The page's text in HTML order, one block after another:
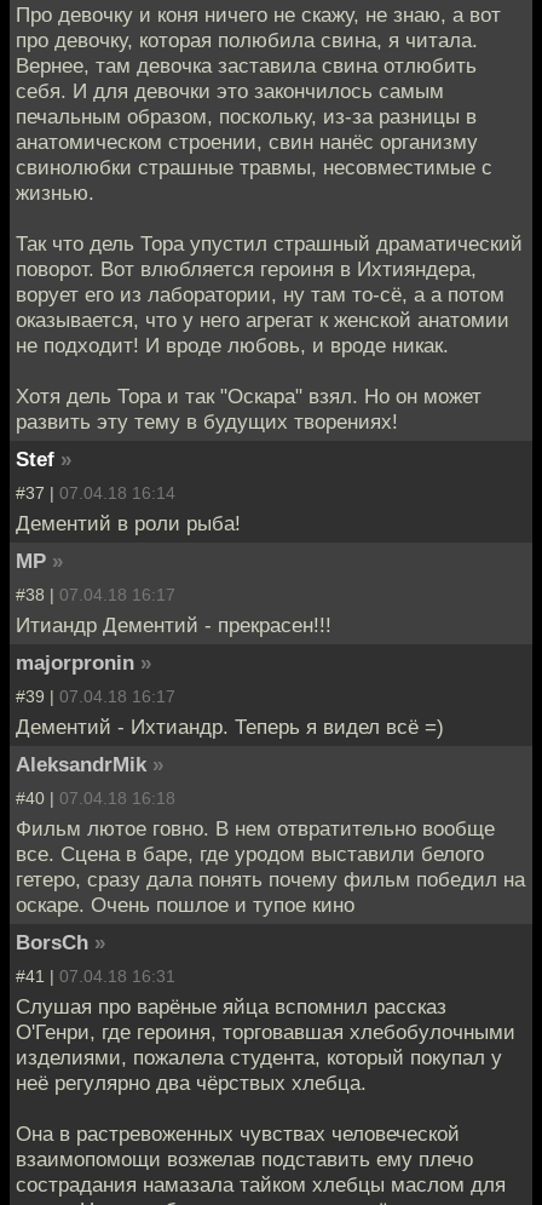
Про девочку и коня ничего не скажу, не знаю, а вот
про девочку, которая полюбила свина, я читала.
Вернее, там девочка заставила свина отлюбить
себя. И для девочки это закончилось самым
печальным образом, поскольку, из-за разницы в
анатомическом строении, свин нанёс организму
свинолюбки страшные травмы, несовместимые с
жизнью.
Так что дель Тора упустил страшный драматический
поворот. Вот влюбляется героиня в Ихтияндера,
ворует его из лаборатории, ну там то-сё, а а потом
оказывается, что у него агрегат к женской анатомии
не подходит! И вроде любовь, и вроде никак.
Хотя дель Тора и так "Оскара" взял. Но он может
развить эту тему в будущих творениях!
Stef »
#37 | 07.04.18 16:14
Дементий в роли рыба!
MP »
#38 | 07.04.18 16:17
Итиандр Дементий - прекрасен!!!
majorpronin »
#39 | 07.04.18 16:17
Дементий - Ихтиандр. Теперь я видел всё =)
AleksandrMik »
#40 | 07.04.18 16:18
Фильм лютое говно. В нем отвратительно вообще
все. Сцена в баре, где уродом выставили белого
гетеро, сразу дала понять почему фильм победил на
оскаре. Очень пошлое и тупое кино
BorsCh »
#41 | 07.04.18 16:31
Слушая про варёные яйца вспомнил рассказ
О'Генри, где героиня, торговавшая хлебобулочными
изделиями, пожалела студента, который покупал у
неё регулярно два чёрствых хлебца.
Она в растревоженных чувствах человеческой
взаимопомощи возжелав подставить ему плечо
сострадания намазала тайком хлебцы маслом для